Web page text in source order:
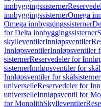
innbyggingssisterner
innbyggingssisternerOmega
Omega innbyggingssisterner
for Delta innbyggingssisterner
skylleventilerInnløpsventiler
InnløpsventilerInnløpsventiler
sisternerReservedeler for
sisternerInnløpsventiler for
Innløpsventiler for skålsisterner
universelleReservedeler for
universelleInnløpsventil for
for MonolithSkylleventiler